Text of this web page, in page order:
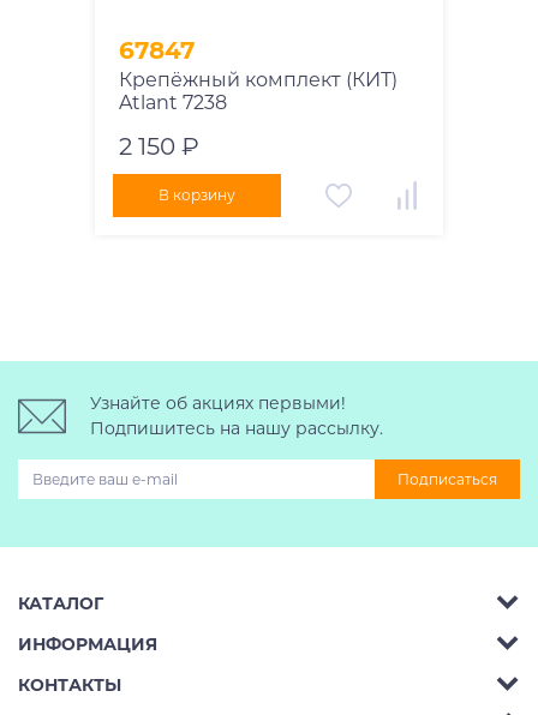
67847
Крепёжный комплект (КИТ)
Atlant 7238
2 150 ₽
В корзину
Узнайте об акциях первыми!
Подпишитесь на нашу рассылку.
Подписаться
КАТАЛОГ
Багажник на крышу авто
Автобоксы
ИНФОРМАЦИЯ
Аренда
КОНТАКТЫ